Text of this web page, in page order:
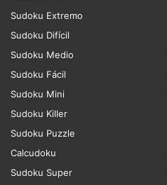
Sudoku Extremo
Sudoku Difícil
Sudoku Medio
Sudoku Fácil
Sudoku Mini
Sudoku Killer
Sudoku Puzzle
Calcudoku
Sudoku Super